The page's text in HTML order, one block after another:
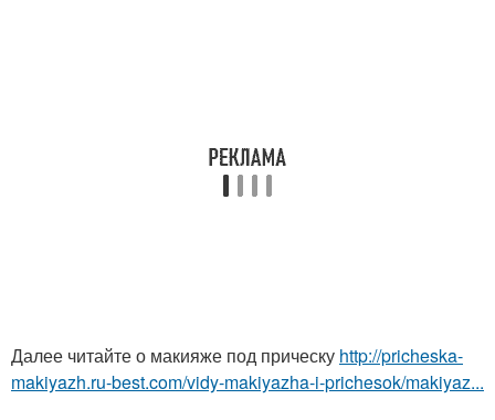
Далее читайте о макияже под прическу http://pricheska-
makiyazh.ru-best.com/vidy-makiyazha-i-prichesok/makiyaz...